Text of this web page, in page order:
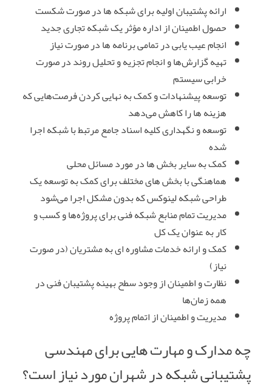
ارائه پشتیبان اولیه برای شبکه ها در صورت شکست
حصول اطمینان از اداره مؤثر یک شبکه تجاری جدید
انجام عیب یابی در تمامی برنامه‌ ها در صورت نیاز
تهیه گزارش‌ها و انجام تجزیه و تحلیل روند در صورت
خرابی سیستم
توسعه پیشنهادات و کمک به نهایی کردن فرصت‌هایی که
هزینه‌ ها را کاهش می‌دهد
توسعه و نگهداری کلیه اسناد جامع مرتبط با شبکه اجرا
شده
کمک به سایر بخش‌ ها در مورد مسائل محلی
هماهنگی با بخش‌ های مختلف برای کمک به توسعه یک
طراحی شبکه لینوکس که بدون مشکل اجرا می‌شود
مدیریت تمام منابع شبکه فنی برای پروژه‌ها و کسب و
کار به عنوان یک کل
کمک و ارائه خدمات مشاوره‌ ای به مشتریان (در صورت
نیاز)
نظارت و اطمینان از وجود سطح بهینه پشتیبان فنی در
همه زمان‌ها
مدیریت و اطمینان از اتمام پروژه
چه مدارک و مهارت‌ هایی برای مهندسی
پشتیبانی شبکه در شهران مورد نیاز است؟